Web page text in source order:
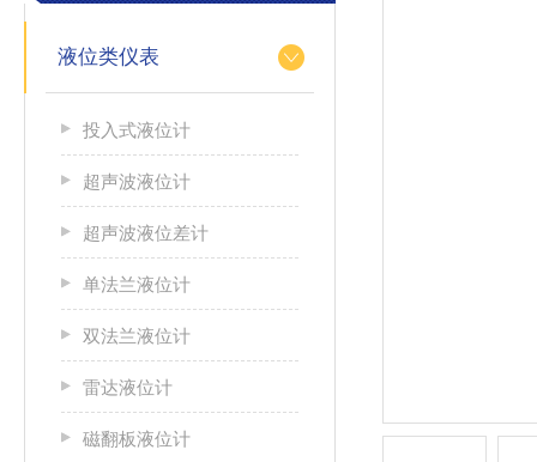
液位类仪表
投入式液位计
超声波液位计
超声波液位差计
单法兰液位计
双法兰液位计
雷达液位计
磁翻板液位计